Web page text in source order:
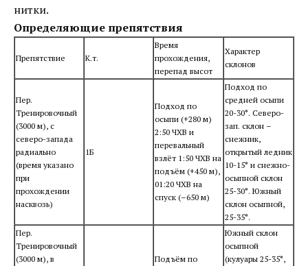
нитки.
Определяющие препятствия
Препятствие К.т.
Время
прохождения,
перепад высот
Характер
склонов
Пер.
Тренировочный
(3000 м), с
северо-запада
радиально
(время указано
при
прохождении
насквозь)
1Б
Подход по
осыпи (+280 м)
2:50 ЧХВ и
перевальный
взлёт 1:50 ЧХВ на
подъём (+450 м),
01:20 ЧХВ на
спуск (–650 м)
Подход по
средней осыпи
20-30°. Северо-
зап. склон –
снежник,
открытый ледник
10-15° и снежно-
осыпной склон
25-30°. Южный
склон осыпной,
25-35°.
Пер.
Тренировочный
(3000 м), в
Подъём по
Южный склон
осыпной
(кулуары 25-35°,